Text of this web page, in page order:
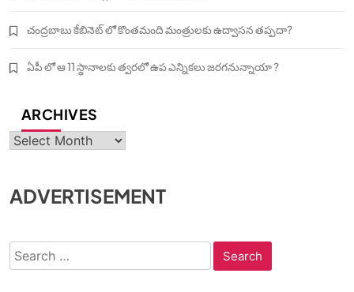
చంద్రబాబు కేబినెట్ లో కొంతమంది మంత్రులకు ఉద్వాసన తప్పదా?
ఏపీ లో ఆ 11 స్థానాలకు త్వరలో ఉప ఎన్నికలు జరగనున్నాయా ?
ARCHIVES
Archives
ADVERTISEMENT
Search
for: